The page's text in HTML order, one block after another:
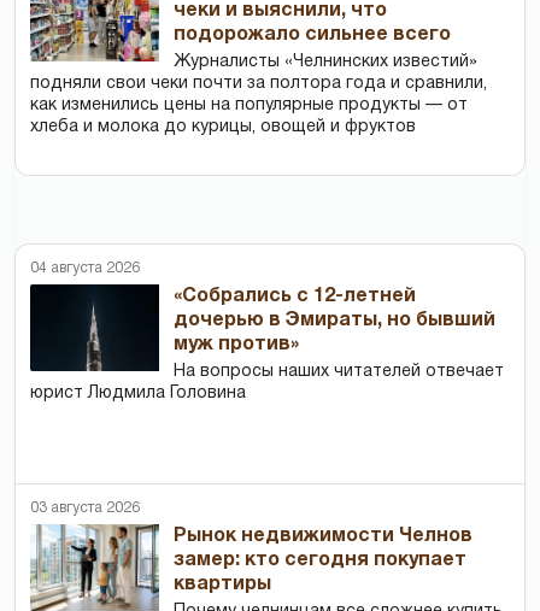
чеки и выяснили, что
подорожало сильнее всего
Журналисты «Челнинских известий»
подняли свои чеки почти за полтора года и сравнили,
как изменились цены на популярные продукты — от
хлеба и молока до курицы, овощей и фруктов
04 августа 2026
«Собрались с 12-летней
дочерью в Эмираты, но бывший
муж против»
На вопросы наших читателей отвечает
юрист Людмила Головина
03 августа 2026
Рынок недвижимости Челнов
замер: кто сегодня покупает
квартиры